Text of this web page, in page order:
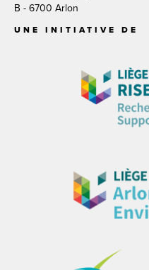
B - 6700 Arlon
UNE INITIATIVE DE